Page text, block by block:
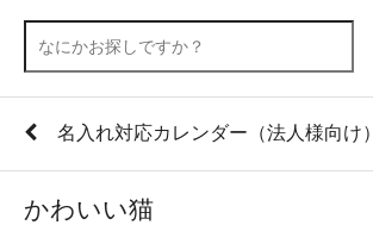
名入れ対応カレンダー（法人様向け）
かわいい猫